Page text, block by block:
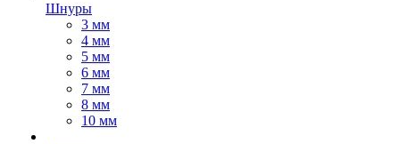
Шнуры
3 мм
4 мм
5 мм
6 мм
7 мм
8 мм
10 мм